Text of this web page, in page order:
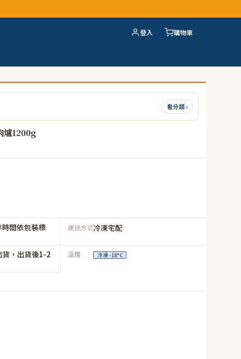
登入 購物車
看分類 ›
爐1200g
間依包裝標
運送方式冷凍宅配
，出貨後1-2
溫層 冷凍 -18°C